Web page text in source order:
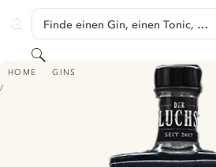
GINVENTORY
Finde einen Gin, einen Tonic, …
Suchen
HOME GINS
DER LUCHS BLACK EDITION